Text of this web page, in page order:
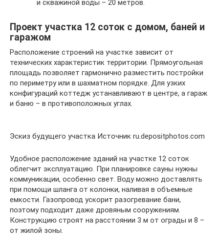
и скважиной воды – 20 метров.
Проект участка 12 соток с домом, баней и
гаражом
Расположение строений на участке зависит от
технических характеристик территории. Прямоугольная
площадь позволяет гармонично разместить постройки
по периметру или в шахматном порядке. Для узких
конфигураций коттедж устанавливают в центре, а гараж
и баню – в противоположных углах.
Эскиз будущего участка Источник ru.depositphotos.com
Удобное расположение зданий на участке 12 соток
облегчит эксплуатацию. При планировке сауны нужны
коммуникации, особенно свет. Воду можно доставлять
при помощи шланга от колонки, наливая в объемные
емкости. Газопровод ускорит разогревание бани,
поэтому подходит даже дровяным сооружениям.
Конструкцию строят на расстоянии 3 м от ограды и 8 –
от жилой зоны.